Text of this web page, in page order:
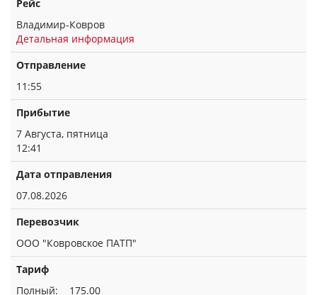
Рейс
Владимир-Ковров
Детальная информация
Отправление
11:55
Прибытие
7 Августа, пятница
12:41
Дата отправления
07.08.2026
Перевозчик
ООО "Ковровское ПАТП"
Тариф
Полный: 175.00